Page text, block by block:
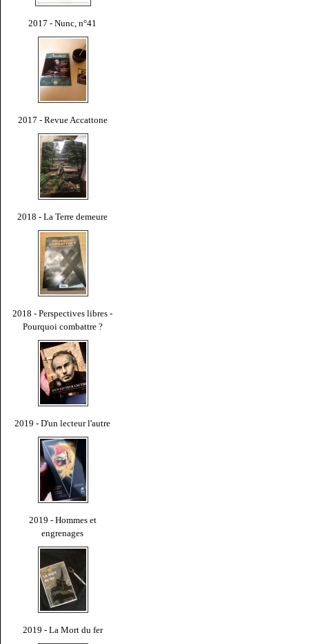
2017 - Nunc, n°41
2017 - Revue Accattone
2018 - La Terre demeure
2018 - Perspectives libres -
Pourquoi combattre ?
2019 - D'un lecteur l'autre
2019 - Hommes et
engrenages
2019 - La Mort du fer